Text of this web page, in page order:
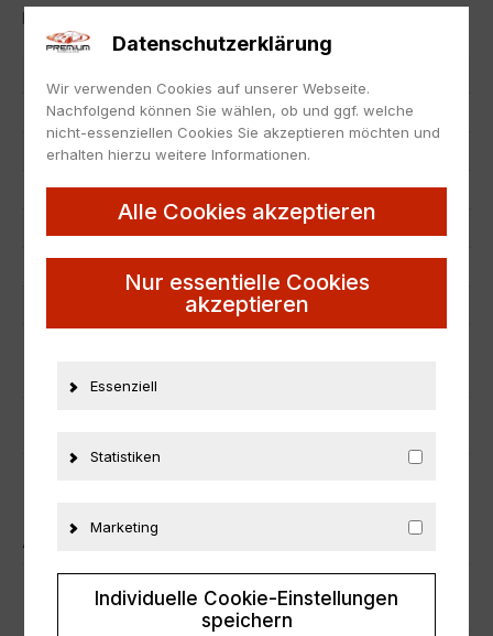
NEW with box.
EAN 4260699761064
Hersteller KK-Scale
Maßstab 1:18
Metall
ÄHNLICHE PRODUKTE
Datenschutzerklärung
Wir verwenden Cookies auf unserer Webseite.
Nachfolgend können Sie wählen, ob und ggf. welche
nicht-essenziellen Cookies Sie akzeptieren möchten und
erhalten hierzu weitere Informationen.
Alle Cookies akzeptieren
Nur essentielle Cookies
akzeptieren
Essenziell
Statistiken
Marketing
Individuelle Cookie-Einstellungen
speichern